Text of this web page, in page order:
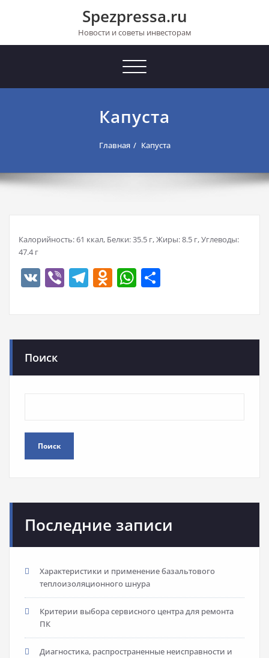
Spezpressa.ru
Новости и советы инвесторам
Toggle
Капуста
Главная Капуста
Калорийность: 61 ккал, Белки: 35.5 г, Жиры: 8.5 г, Углеводы:
47.4 г
VK ViberTelegram
Odnoklassniki
WhatsApp
Поиск
Поиск
Последние записи
Характеристики и применение базальтового
теплоизоляционного шнура
Критерии выбора сервисного центра для ремонта
ПК
Диагностика, распространенные неисправности и